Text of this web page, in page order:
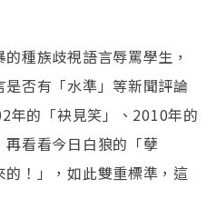
種族歧視語言辱罵學生，
否有「水準」等新聞評論
年的「袂見笑」、2010年的
再看看今日白狼的「孽
！」，如此雙重標準，這